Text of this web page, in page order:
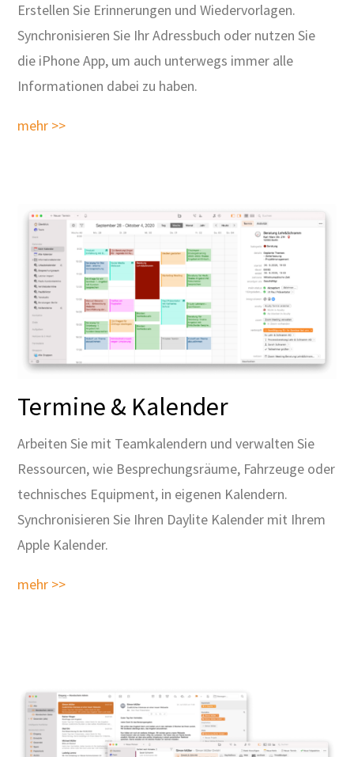
Erstellen Sie Erinnerungen und Wiedervorlagen.
Synchronisieren Sie Ihr Adressbuch oder nutzen Sie
die iPhone App, um auch unterwegs immer alle
Informationen dabei zu haben.
mehr >>
Termine & Kalender
Arbeiten Sie mit Teamkalendern und verwalten Sie
Ressourcen, wie Besprechungsräume, Fahrzeuge oder
technisches Equipment, in eigenen Kalendern.
Synchronisieren Sie Ihren Daylite Kalender mit Ihrem
Apple Kalender.
mehr >>